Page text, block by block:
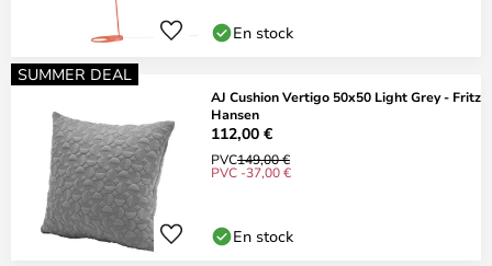
En stock
SUMMER DEAL
AJ Cushion Vertigo 50x50 Light Grey - Fritz
Hansen
112,00 €
PVC149,00 €
PVC -37,00 €
En stock